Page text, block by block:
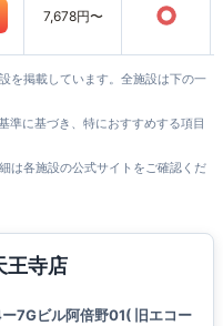
7,678円〜 ○
を掲載しています。全施設は下の一
準に基づき、特におすすめする項目
は各施設の公式サイトをご確認くだ
王寺店
7Gビル阿倍野01( 旧エコー